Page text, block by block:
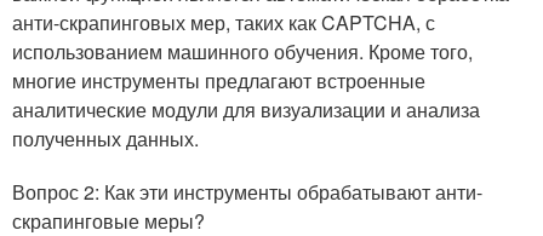
анти-скрапинговых мер, таких как CAPTCHA, с
использованием машинного обучения. Кроме того,
многие инструменты предлагают встроенные
аналитические модули для визуализации и анализа
полученных данных.
Вопрос 2: Как эти инструменты обрабатывают анти-
скрапинговые меры?